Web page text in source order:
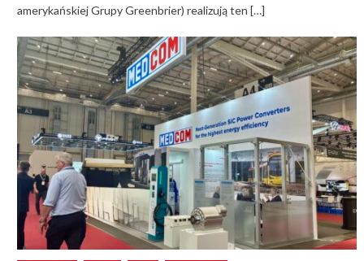
amerykańskiej Grupy Greenbrier) realizują ten […]